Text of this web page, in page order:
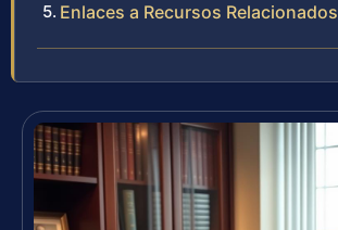
Enlaces a Recursos Relacionados